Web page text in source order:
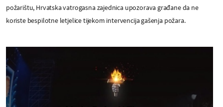
požarištu, Hrvatska vatrogasna zajednica upozorava građane da ne
koriste bespilotne letjelice tijekom intervencija gašenja požara.